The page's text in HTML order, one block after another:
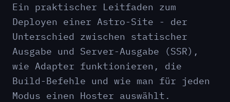
Ein praktischer Leitfaden zum
Deployen einer Astro-Site - der
Unterschied zwischen statischer
Ausgabe und Server-Ausgabe (SSR),
wie Adapter funktionieren, die
Build-Befehle und wie man für jeden
Modus einen Hoster auswählt.